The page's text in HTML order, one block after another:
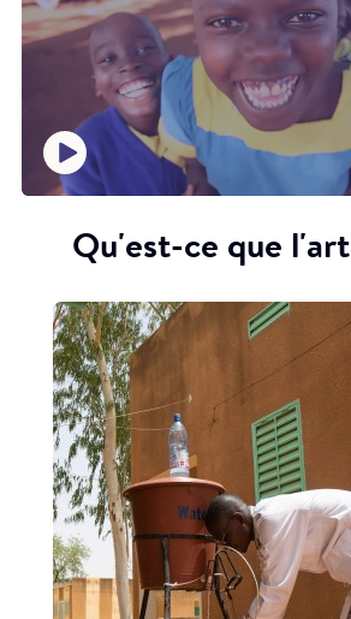
Qu'est-ce que
Sur la base de ces informations et
par les participants, une fresque a
thème du lavage des mains à l'eau
savon, après avoir utilisé les
et avant de préparer la nourriture,
pratique devienne une habitude